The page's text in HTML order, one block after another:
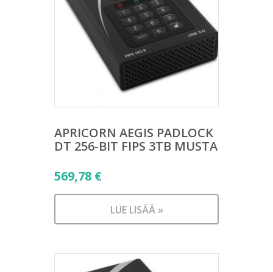
APRICORN AEGIS PADLOCK
DT 256-BIT FIPS 3TB MUSTA
569,78 €
LUE LISÄÄ »